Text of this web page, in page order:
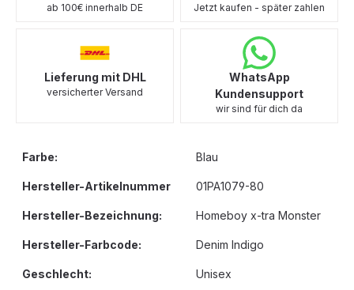
ab 100€ innerhalb DE Jetzt kaufen - später zahlen
Lieferung mit DHL
versicherter Versand
WhatsApp
Kundensupport
wir sind für dich da
Farbe: Blau
Hersteller-Artikelnummer 01PA1079-80
Hersteller-Bezeichnung: Homeboy x-tra Monster
Hersteller-Farbcode: Denim Indigo
Geschlecht: Unisex